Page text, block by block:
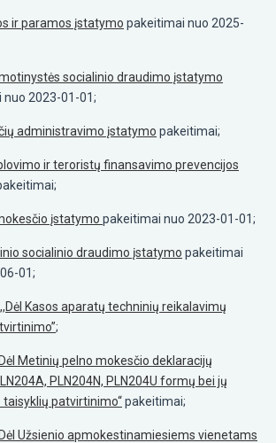
ir paramos įstatymo pakeitimai nuo 2025-
motinystės socialinio draudimo įstatymo
2023-01-01;
administravimo įstatymo pakeitimai;
plovimo ir teroristų finansavimo prevencijos
įstatymo pakeitimai nuo 2023-01-01;
socialinio draudimo įstatymo pakeitimai
01;
,,Dėl Kasos aparatų techninių reikalavimų
;
Metinių pelno mokesčio deklaracijų
PLN204N, PLN204U formų bei jų
patvirtinimo“pakeitimai;
Užsienio apmokestinamiesiems vienetams